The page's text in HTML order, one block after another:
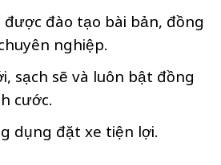
được đào tạo bài bản, đồng
nghiệp.
sạch sẽ và luôn bật đồng
cước.
dụng đặt xe tiện lợi.